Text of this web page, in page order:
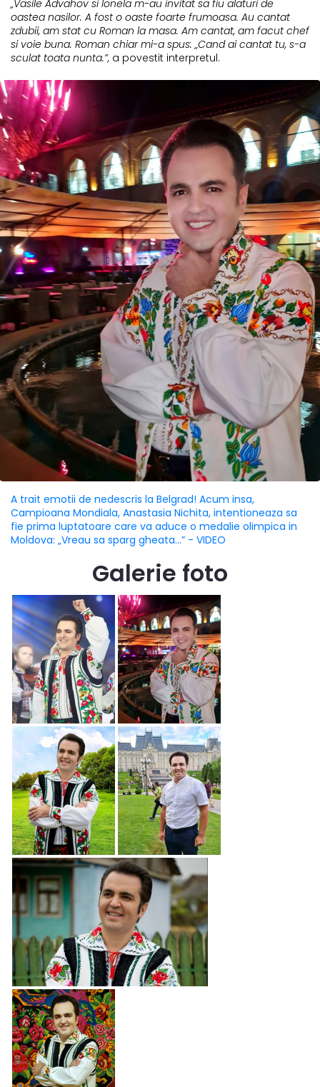
„Vasile Advahov si Ionela m-au invitat sa fiu alaturi de
oastea nasilor. A fost o oaste foarte frumoasa. Au cantat
zdubii, am stat cu Roman la masa. Am cantat, am facut chef
si voie buna. Roman chiar mi-a spus: „Cand ai cantat tu, s-a
sculat toata nunta.”, a povestit interpretul.
A trait emotii de nedescris la Belgrad! Acum insa,
Campioana Mondiala, Anastasia Nichita, intentioneaza sa
fie prima luptatoare care va aduce o medalie olimpica in
Moldova: „Vreau sa sparg gheata...” - VIDEO
Galerie foto